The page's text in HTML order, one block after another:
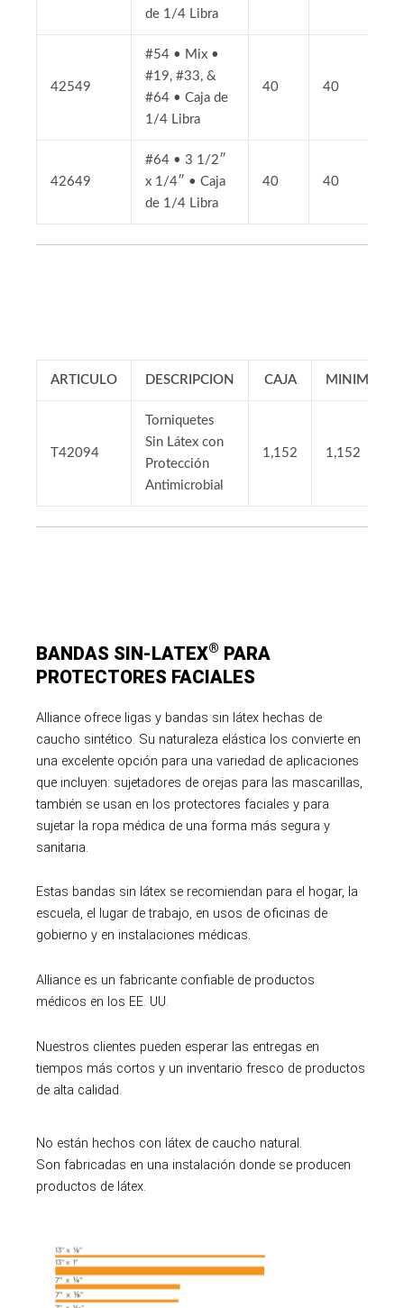
de 1/4 Libra
42549
#54 • Mix •
#19, #33, &
#64 • Caja de
1/4 Libra
40 40
42649
#64 • 3 1/2″
x 1/4″ • Caja
de 1/4 Libra
40 40
ARTICULO DESCRIPCION CAJA MINIMO
T42094
Torniquetes
Sin Látex con
Protección
Antimicrobial
1,152 1,152
BANDAS SIN-LATEX® PARA
PROTECTORES FACIALES
Alliance ofrece ligas y bandas sin látex hechas de
caucho sintético. Su naturaleza elástica los convierte en
una excelente opción para una variedad de aplicaciones
que incluyen: sujetadores de orejas para las mascarillas,
también se usan en los protectores faciales y para
sujetar la ropa médica de una forma más segura y
sanitaria.
Estas bandas sin látex se recomiendan para el hogar, la
escuela, el lugar de trabajo, en usos de oficinas de
gobierno y en instalaciones médicas.
Alliance es un fabricante confiable de productos
médicos en los EE. UU.
Nuestros clientes pueden esperar las entregas en
tiempos más cortos y un inventario fresco de productos
de alta calidad.
No están hechos con látex de caucho natural.
Son fabricadas en una instalación donde se producen
productos de látex.